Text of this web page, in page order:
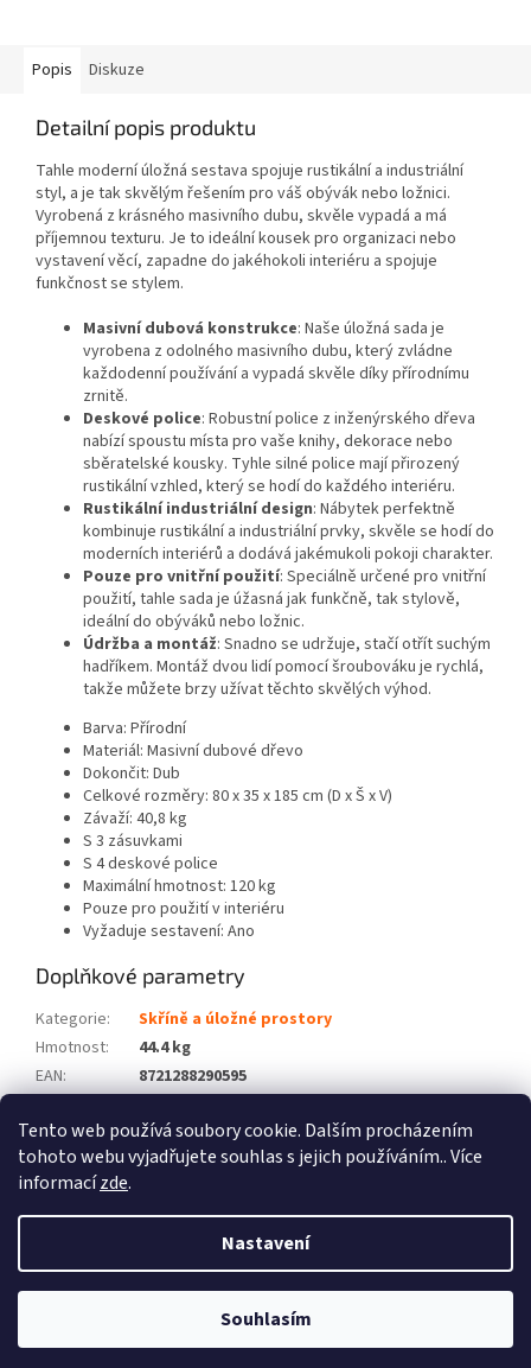
Tento web používá soubory cookie. Dalším procházením
tohoto webu vyjadřujete souhlas s jejich používáním.. Více
informacízde.
Nastavení
Souhlasím
Popis Diskuze
Detailní popis produktu
Tahle moderní úložná sestava spojuje rustikální a industriální
styl, a je tak skvělým řešením pro váš obývák nebo ložnici.
Vyrobená z krásného masivního dubu, skvěle vypadá a má
příjemnou texturu. Je to ideální kousek pro organizaci nebo
vystavení věcí, zapadne do jakéhokoli interiéru a spojuje
funkčnost se stylem.
Masivní dubová konstrukce: Naše úložná sada je
vyrobena z odolného masivního dubu, který zvládne
každodenní používání a vypadá skvěle díky přírodnímu
zrnitě.
Deskové police: Robustní police z inženýrského dřeva
nabízí spoustu místa pro vaše knihy, dekorace nebo
sběratelské kousky. Tyhle silné police mají přirozený
rustikální vzhled, který se hodí do každého interiéru.
Rustikální industriální design: Nábytek perfektně
kombinuje rustikální a industriální prvky, skvěle se hodí do
moderních interiérů a dodává jakémukoli pokoji charakter.
Pouze pro vnitřní použití: Speciálně určené pro vnitřní
použití, tahle sada je úžasná jak funkčně, tak stylově,
ideální do obýváků nebo ložnic.
Údržba a montáž: Snadno se udržuje, stačí otřít suchým
hadříkem. Montáž dvou lidí pomocí šroubováku je rychlá,
takže můžete brzy užívat těchto skvělých výhod.
Barva: Přírodní
Materiál: Masivní dubové dřevo
Dokončit: Dub
Celkové rozměry: 80 x 35 x 185 cm (D x Š x V)
Závaží: 40,8 kg
S 3 zásuvkami
S 4 deskové police
Maximální hmotnost: 120 kg
Pouze pro použití v interiéru
Vyžaduje sestavení: Ano
Doplňkové parametry
Kategorie:
Skříně a úložné prostory
Hmotnost:
44.4 kg
EAN:
8721288290595
Počet balíků: 2
Vytvořil Shoptet
Zboží XL. Všechna práva vyhrazena.